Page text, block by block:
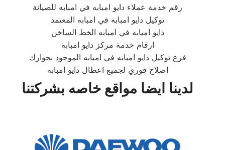
رقم خدمة عملاء دايو امبابه في امبابه للصيانة
توكيل دايو امبابه في امبابه المعتمد
دايو امبابه في امبابه الخط الساخن
ارقام خدمة مركز دايو امبابه
فرع توكيل دايو امبابه في امبابه الموجود بجوارك
اصلاح فوري لجميع اعطال دايو امبابه
لدينا ايضا مواقع خاصه بشركتنا